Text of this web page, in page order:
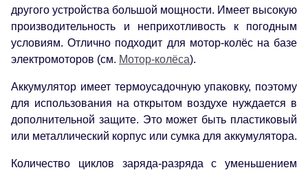
другого устройства большой мощности. Имеет высокую
производительность и неприхотливость к погодным
условиям. Отлично подходит для мотор-колёс на базе
электромоторов (см. Мотор-колёса).
Аккумулятор имеет термоусадочную упаковку, поэтому
для использования на открытом воздухе нуждается в
дополнительной защите. Это может быть пластиковый
или металлический корпус или сумка для аккумулятора.
Количество циклов заряда-разряда с уменьшением